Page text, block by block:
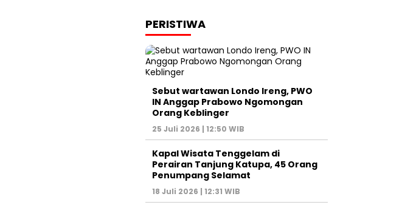
PERISTIWA
Sebut wartawan Londo Ireng, PWO
IN Anggap Prabowo Ngomongan
Orang Keblinger
25 Juli 2026 | 12:50 WIB
Kapal Wisata Tenggelam di
Perairan Tanjung Katupa, 45 Orang
Penumpang Selamat
18 Juli 2026 | 12:31 WIB